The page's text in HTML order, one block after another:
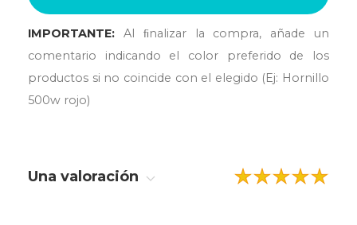
IMPORTANTE: Al ﬁnalizar la compra, añade un
comentario indicando el color preferido de los
productos si no coincide con el elegido (Ej: Hornillo
500w rojo)
Una valoración